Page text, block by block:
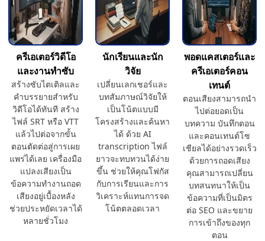
ครีเอเตอร์วิดีโอ
และงานทำซับ
สร้างซับไตเติลและ
คำบรรยายสำหรับ
วิดีโอได้ทันที สร้าง
ไฟล์ SRT หรือ VTT
แล้วไปต่อจากขั้น
ตอนตัดต่อสู่การเผย
แพร่ได้เลย เครื่องมือ
แปลงเสียงเป็น
ข้อความทำงานถอด
เสียงอยู่เบื้องหลัง
ช่วยประหยัดเวลาได้
หลายชั่วโมง
นักเรียนและนัก
วิจัย
เปลี่ยนเลกเชอร์และ
บทสัมภาษณ์วิจัยให้
เป็นโน้ตแบบมี
โครงสร้างและค้นหา
ได้ ด้วย AI
transcription ไฟล์
ยาวจะทบทวนได้ง่าย
ขึ้น ช่วยให้คุณโฟกัส
กับการเรียนและการ
วิเคราะห์แทนการจด
โน้ตตลอดเวลา
พอดแคสเตอร์และ
ครีเอเตอร์คอน
เทนต์
ตอนเสียงสามารถนำ
ไปต่อยอดเป็น
บทความ บันทึกตอน
และคอนเทนต์โซ
เชียลได้อย่างรวดเร็ว
ด้วยการถอดเสียง
คุณสามารถเปลี่ยน
บทสนทนาให้เป็น
ข้อความที่เป็นมิตร
ต่อ SEO และขยาย
การเข้าถึงของทุก
ตอน